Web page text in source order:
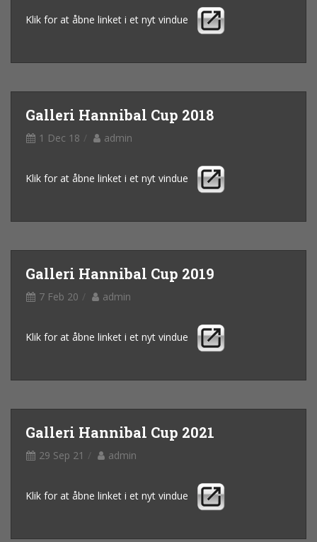
Klik for at åbne linket i et nyt vindue
Galleri Hannibal Cup 2018
1 Dec 18 admin
Klik for at åbne linket i et nyt vindue
Galleri Hannibal Cup 2019
7 Feb 20 admin
Klik for at åbne linket i et nyt vindue
Galleri Hannibal Cup 2021
29 Sep 21 admin
Klik for at åbne linket i et nyt vindue